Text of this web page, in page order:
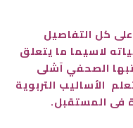
كل التفاصيل
لاسيما ما يتعلق
الصحفي آشلى
الأساليب التربوية
فى المستقبل.